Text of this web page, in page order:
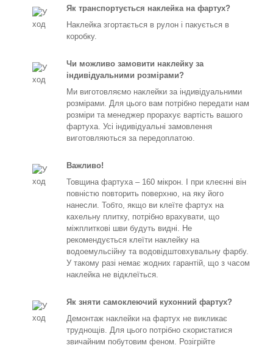
Як зняти самоклеючий кухонний фартух?
Демонтаж наклейки на фартух не викликає
труднощів. Для цього потрібно скористатися
звичайним побутовим феном. Розігрійте
Важливо!
Товщина фартуха – 160 мікрон. І при клеєнні він
повністю повторить поверхню, на яку його
нанесли. Тобто, якщо ви клеїте фартух на
кахельну плитку, потрібно врахувати, що
міжплиткові шви будуть видні. Не
рекомендується клеїти наклейку на
водоемульсійну та водовідштовхувальну фарбу.
У такому разі немає жодних гарантій, що з часом
наклейка не відклеїться.
Чи можливо замовити наклейку за
індивідуальними розмірами?
Ми виготовляємо наклейки за індивідуальними
розмірами. Для цього вам потрібно передати нам
розміри та менеджер прорахує вартість вашого
фартуха. Усі індивідуальні замовлення
виготовляються за передоплатою.
Як транспортується наклейка на фартух?
Наклейка згортається в рулон і пакується в
коробку.